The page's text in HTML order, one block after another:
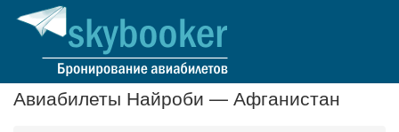
Авиабилеты Найроби — Афганистан